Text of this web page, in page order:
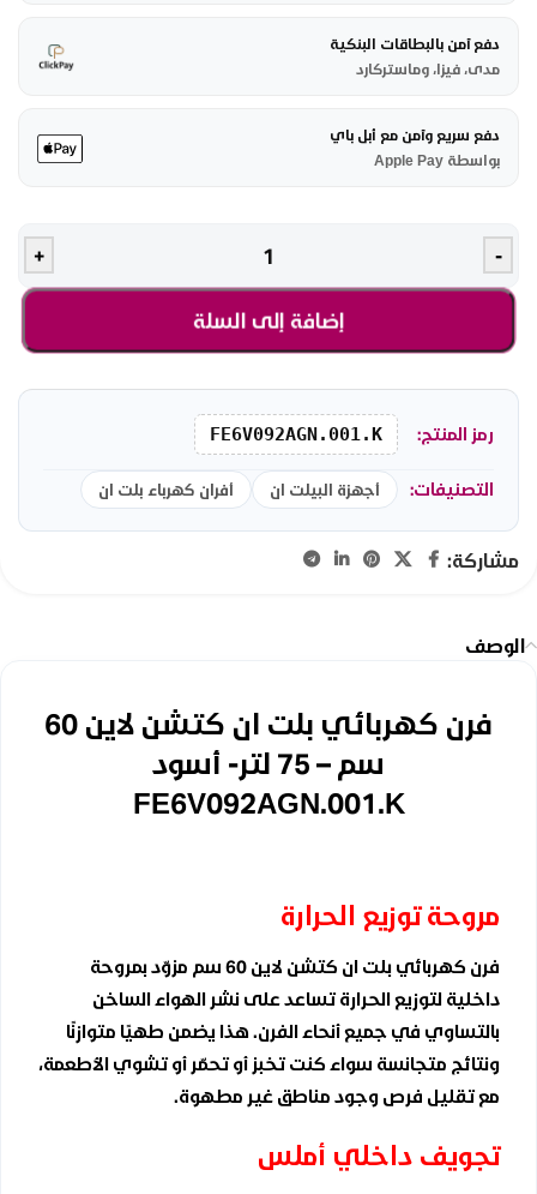
دفع آمن بالبطاقات البنكية
مدى، فيزا، وماستركارد
دفع سريع وآمن مع أبل باي
بواسطة Apple Pay
-
+
إضافة إلى السلة
رمز المنتج: FE6V092AGN.001.K
التصنيفات: أجهزة البيلت ان أفران كهرباء بلت ان
مشاركة:
الوصف
فرن كهربائي بلت ان كتشن لاين 60
سم – 75 لتر- أسود
FE6V092AGN.001.K
مروحة توزيع الحرارة
فرن كهربائي بلت ان كتشن لاين 60 سم مزوّد بمروحة
داخلية لتوزيع الحرارة تساعد على نشر الهواء الساخن
بالتساوي في جميع أنحاء الفرن. هذا يضمن طهيًا متوازنًا
ونتائج متجانسة سواء كنت تخبز أو تحمّر أو تشوي الأطعمة،
مع تقليل فرص وجود مناطق غير مطهوة.
تجويف داخلي أملس